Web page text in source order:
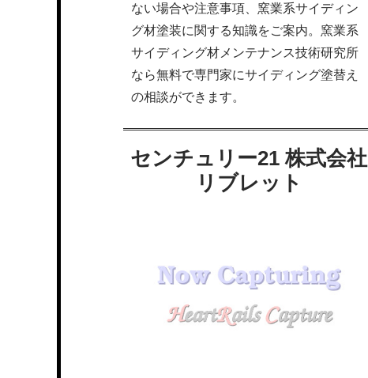
ない場合や注意事項、窯業系サイディン
グ材塗装に関する知識をご案内。窯業系
サイディング材メンテナンス技術研究所
なら無料で専門家にサイディング塗替え
の相談ができます。
センチュリー21 株式会社
リブレット